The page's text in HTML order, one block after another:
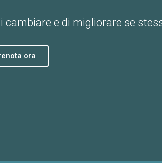
cambiare e di migliorare se
ora